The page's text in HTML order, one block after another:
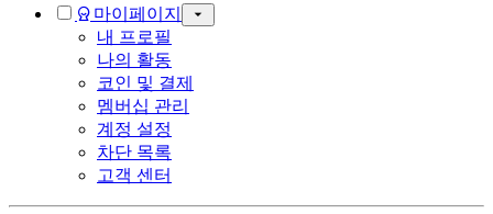
마이페이지
내 프로필
나의 활동
코인 및 결제
멤버십 관리
계정 설정
차단 목록
고객 센터